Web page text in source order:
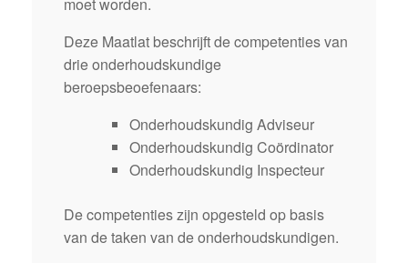
moet worden.
Deze Maatlat beschrijft de competenties van
drie onderhoudskundige
beroepsbeoefenaars:
Onderhoudskundig Adviseur
Onderhoudskundig Coördinator
Onderhoudskundig Inspecteur
De competenties zijn opgesteld op basis
van de taken van de onderhoudskundigen.